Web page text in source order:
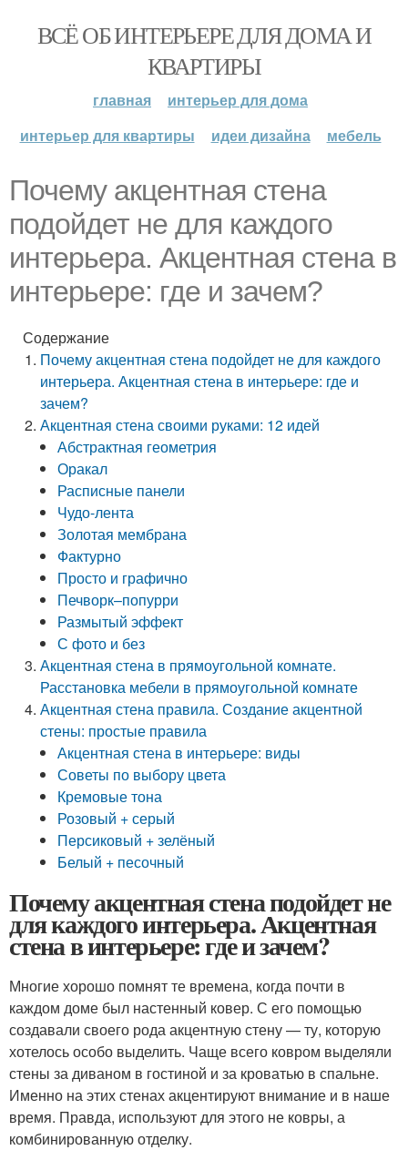
ВСЁ ОБ ИНТЕРЬЕРЕ ДЛЯ ДОМА И
КВАРТИРЫ
главная
интерьер для дома
интерьер для квартиры
идеи дизайна мебель
Почему акцентная стена
подойдет не для каждого
интерьера. Акцентная стена в
интерьере: где и зачем?
Содержание
Почему акцентная стена подойдет не для каждого
интерьера. Акцентная стена в интерьере: где и
зачем?
Акцентная стена своими руками: 12 идей
Абстрактная геометрия
Оракал
Расписные панели
Чудо-лента
Золотая мембрана
Фактурно
Просто и графично
Печворк–попурри
Размытый эффект
С фото и без
Акцентная стена в прямоугольной комнате.
Расстановка мебели в прямоугольной комнате
Акцентная стена правила. Создание акцентной
стены: простые правила
Акцентная стена в интерьере: виды
Советы по выбору цвета
Кремовые тона
Розовый + серый
Персиковый + зелёный
Белый + песочный
Почему акцентная стена подойдет не
для каждого интерьера. Акцентная
стена в интерьере: где и зачем?
Многие хорошо помнят те времена, когда почти в
каждом доме был настенный ковер. С его помощью
создавали своего рода акцентную стену — ту, которую
хотелось особо выделить. Чаще всего ковром выделяли
стены за диваном в гостиной и за кроватью в спальне.
Именно на этих стенах акцентируют внимание и в наше
время. Правда, используют для этого не ковры, а
комбинированную отделку.